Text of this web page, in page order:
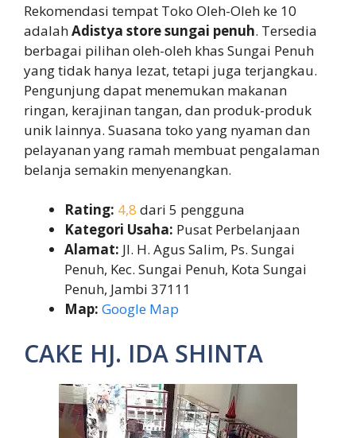
Rekomendasi tempat Toko Oleh-Oleh ke 10
adalahAdistya store sungai penuh. Tersedia
berbagai pilihan oleh-oleh khas Sungai Penuh
yang tidak hanya lezat, tetapi juga terjangkau.
Pengunjung dapat menemukan makanan
ringan, kerajinan tangan, dan produk-produk
unik lainnya. Suasana toko yang nyaman dan
pelayanan yang ramah membuat pengalaman
belanja semakin menyenangkan.
Rating: 4,8 dari 5 pengguna
Kategori Usaha: Pusat Perbelanjaan
Alamat: Jl. H. Agus Salim, Ps. Sungai
Penuh, Kec. Sungai Penuh, Kota Sungai
Penuh, Jambi 37111
Map: Google Map
CAKE HJ. IDA SHINTA